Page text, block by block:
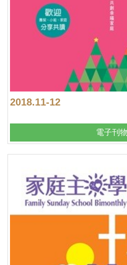
2018.11-12
電子刊物